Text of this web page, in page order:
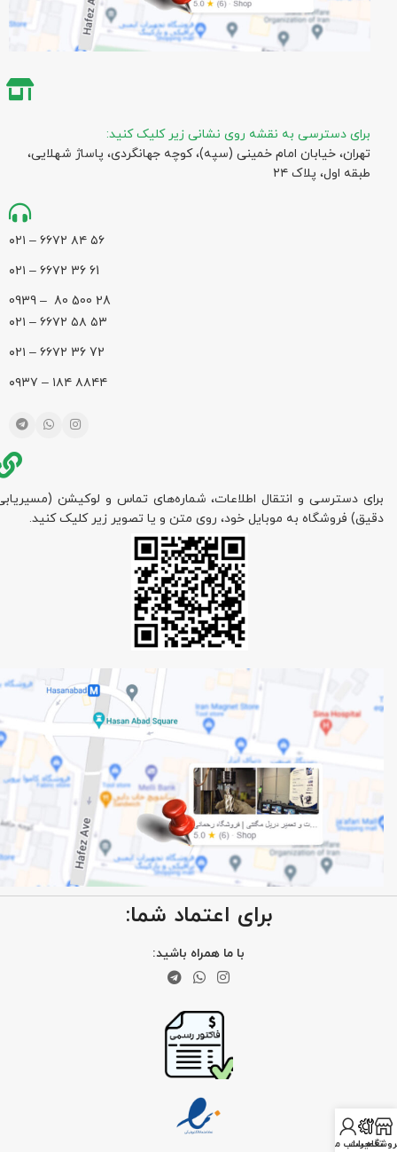
برای دسترسی به نقشه روی نشانی زیر کلیک کنید:
تهران، خیابان امام خمینی (سپه)، کوچه جهانگردی،‌ پاساژ شهلایی،
طبقه اول، پلاک ۲۴
۵۶ ۸۴ ۶۶۷۲ – ۰۲۱
61 36 ۶۶۷۲ – ۰۲۱
28 500 80 – 0939
۵۳ ۵۸ ۶۶۷۲ – ۰۲۱
72 36 ۶۶۷۲ – ۰۲۱
۸۸۴۴ ۱۸۴ – ۰۹۳۷
برای دسترسی و انتقال اطلاعات، شماره‌های تماس و لوکیشن
دقیق) فروشگاه به موبایل خود، روی متن و یا تصویر زیر کلیک کنید.
برای اعتماد شما:
با ما همراه باشید:
تعمیرات
حساب من